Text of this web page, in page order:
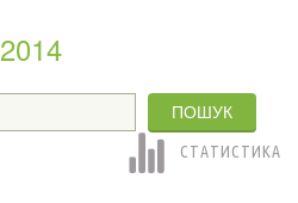
2014
СТАТИСТИКА